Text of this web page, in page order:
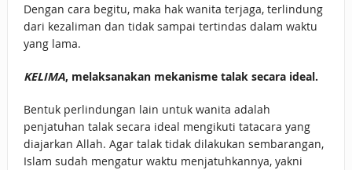
Dengan cara begitu, maka hak wanita terjaga, terlindung
dari kezaliman dan tidak sampai tertindas dalam waktu
yang lama.
KELIMA, melaksanakan mekanisme talak secara ideal.
Bentuk perlindungan lain untuk wanita adalah
penjatuhan talak secara ideal mengikuti tatacara yang
diajarkan Allah. Agar talak tidak dilakukan sembarangan,
Islam sudah mengatur waktu menjatuhkannya, yakni